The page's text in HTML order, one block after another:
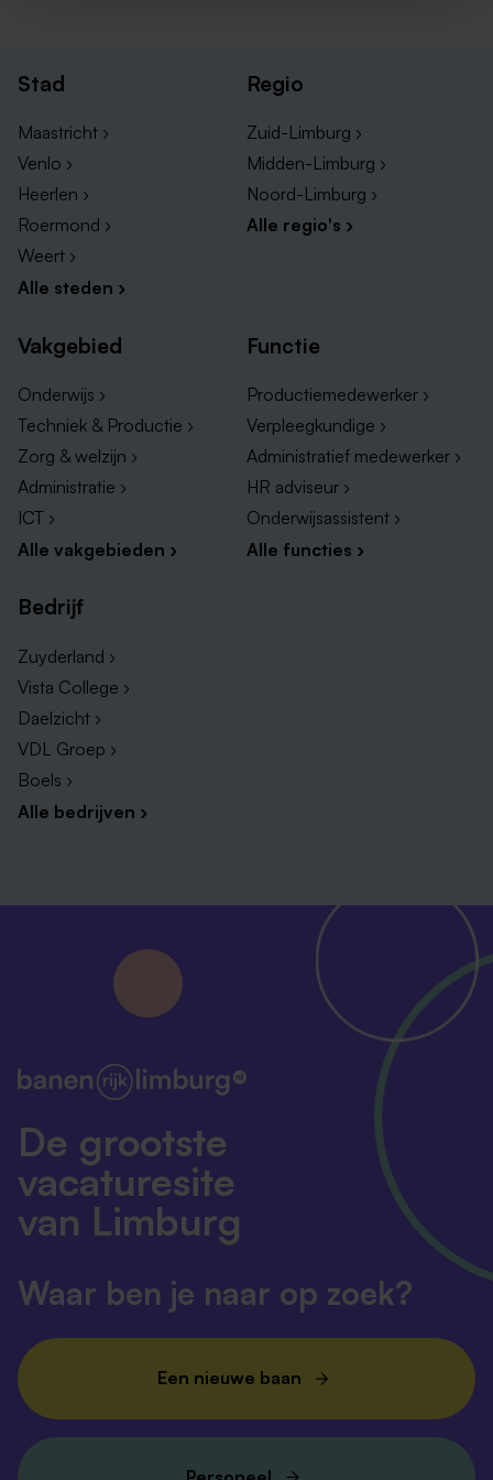
Stad
Maastricht ›
Venlo ›
Heerlen ›
Roermond ›
Weert ›
Alle steden ›
Regio
Zuid-Limburg ›
Midden-Limburg ›
Noord-Limburg ›
Alle regio's ›
Vakgebied
Onderwijs ›
Techniek & Productie ›
Zorg & welzijn ›
Administratie ›
ICT ›
Alle vakgebieden ›
Functie
Productiemedewerker ›
Verpleegkundige ›
Administratief medewerker ›
HR adviseur ›
Onderwijsassistent ›
Alle functies ›
Bedrijf
Zuyderland ›
Vista College ›
Daelzicht ›
VDL Groep ›
Boels ›
Alle bedrijven ›
De grootste
vacaturesite
van Limburg
Waar ben je naar op zoek?
Een nieuwe baan